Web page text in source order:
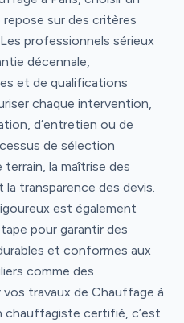
sur des critères
professionnels sérieux
décennale,
et de qualifications
chaque intervention,
d’entretien ou de
de sélection
terrain, la maîtrise des
transparence des devis.
est également
pour garantir des
et conformes aux
comme des
travaux de Chauffage à
chauffagiste certifié, c’est